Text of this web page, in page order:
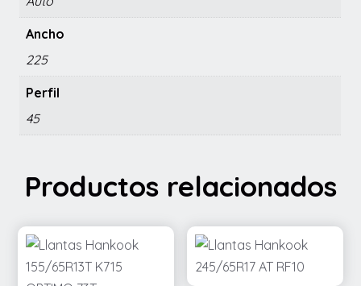
Ancho
225
Perfil
45
Productos relacionados